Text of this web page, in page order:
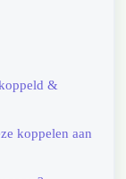
&
koppelen aan